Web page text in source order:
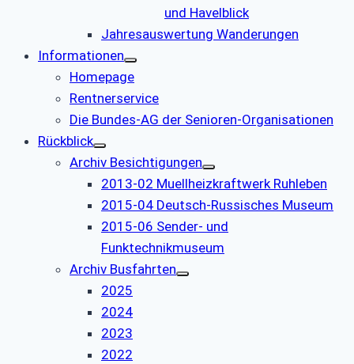
und Havelblick
Jahresauswertung Wanderungen
Informationen
Homepage
Rentnerservice
Die Bundes-AG der Senioren-Organisationen
Rückblick
Archiv Besichtigungen
2013-02 Muellheizkraftwerk Ruhleben
2015-04 Deutsch-Russisches Museum
2015-06 Sender- und
Funktechnikmuseum
Archiv Busfahrten
2025
2024
2023
2022